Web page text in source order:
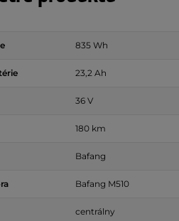
835 Wh
23,2 Ah
36 V
180 km
Bafang
Bafang M510
centrálny